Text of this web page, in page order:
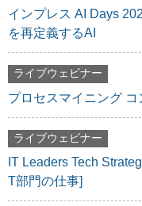
インプレス AI Days
を再定義するAI
ライブウェビナー
プロセスマイニング
ライブウェビナー
IT Leaders Tech
T部門の仕事]